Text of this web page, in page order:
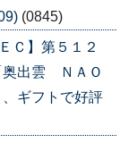
(0845)
Ｃ】第５１２
奥出雲 ＮＡＯ
ギフトで好評